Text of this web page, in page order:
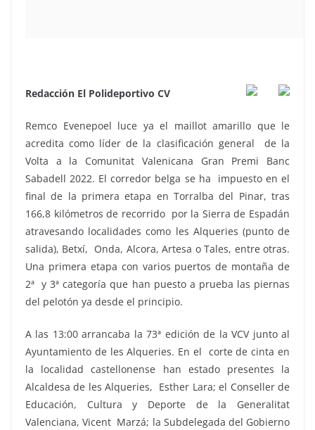
Redacción El Polideportivo CV
Remco Evenepoel luce ya el maillot amarillo que le
acredita como líder de la clasificación general de la
Volta a la Comunitat Valenicana Gran Premi Banc
Sabadell 2022. El corredor belga se ha impuesto en el
final de la primera etapa en Torralba del Pinar, tras
166,8 kilómetros de recorrido por la Sierra de Espadán
atravesando localidades como les Alqueries (punto de
salida), Betxí, Onda, Alcora, Artesa o Tales, entre otras.
Una primera etapa con varios puertos de montaña de
2ª y 3ª categoría que han puesto a prueba las piernas
del pelotón ya desde el principio.
A las 13:00 arrancaba la 73ª edición de la VCV junto al
Ayuntamiento de les Alqueries. En el corte de cinta en
la localidad castellonense han estado presentes la
Alcaldesa de les Alqueries, Esther Lara; el Conseller de
Educación, Cultura y Deporte de la Generalitat
Valenciana, Vicent Marzá; la Subdelegada del Gobierno